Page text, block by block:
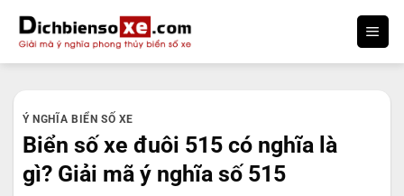
qua
nội
Ý NGHĨA BIỂN SỐ XE
Biển số xe đuôi 515 có nghĩa là
gì? Giải mã ý nghĩa số 515